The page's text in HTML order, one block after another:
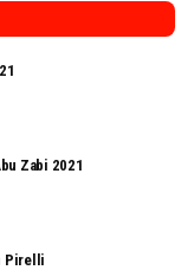
Zabi 2021
Pirelli